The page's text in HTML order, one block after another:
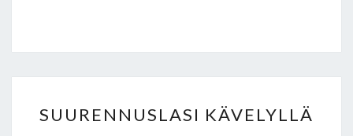
U
SUURENNUSLASI KÄVELYLLÄ